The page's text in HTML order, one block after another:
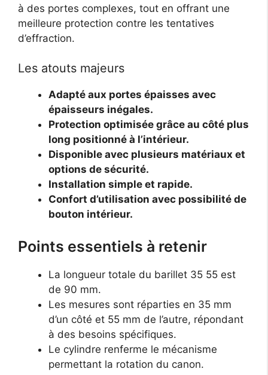
à des portes complexes, tout en offrant une
meilleure protection contre les tentatives
d’effraction.
Les atouts majeurs
Adapté aux portes épaisses avec
épaisseurs inégales.
Protection optimisée grâce au côté plus
long positionné à l’intérieur.
Disponible avec plusieurs matériaux et
options de sécurité.
Installation simple et rapide.
Confort d’utilisation avec possibilité de
bouton intérieur.
Points essentiels à retenir
La longueur totale du barillet 35 55 est
de 90 mm.
Les mesures sont réparties en 35 mm
d’un côté et 55 mm de l’autre, répondant
à des besoins spécifiques.
Le cylindre renferme le mécanisme
permettant la rotation du canon.